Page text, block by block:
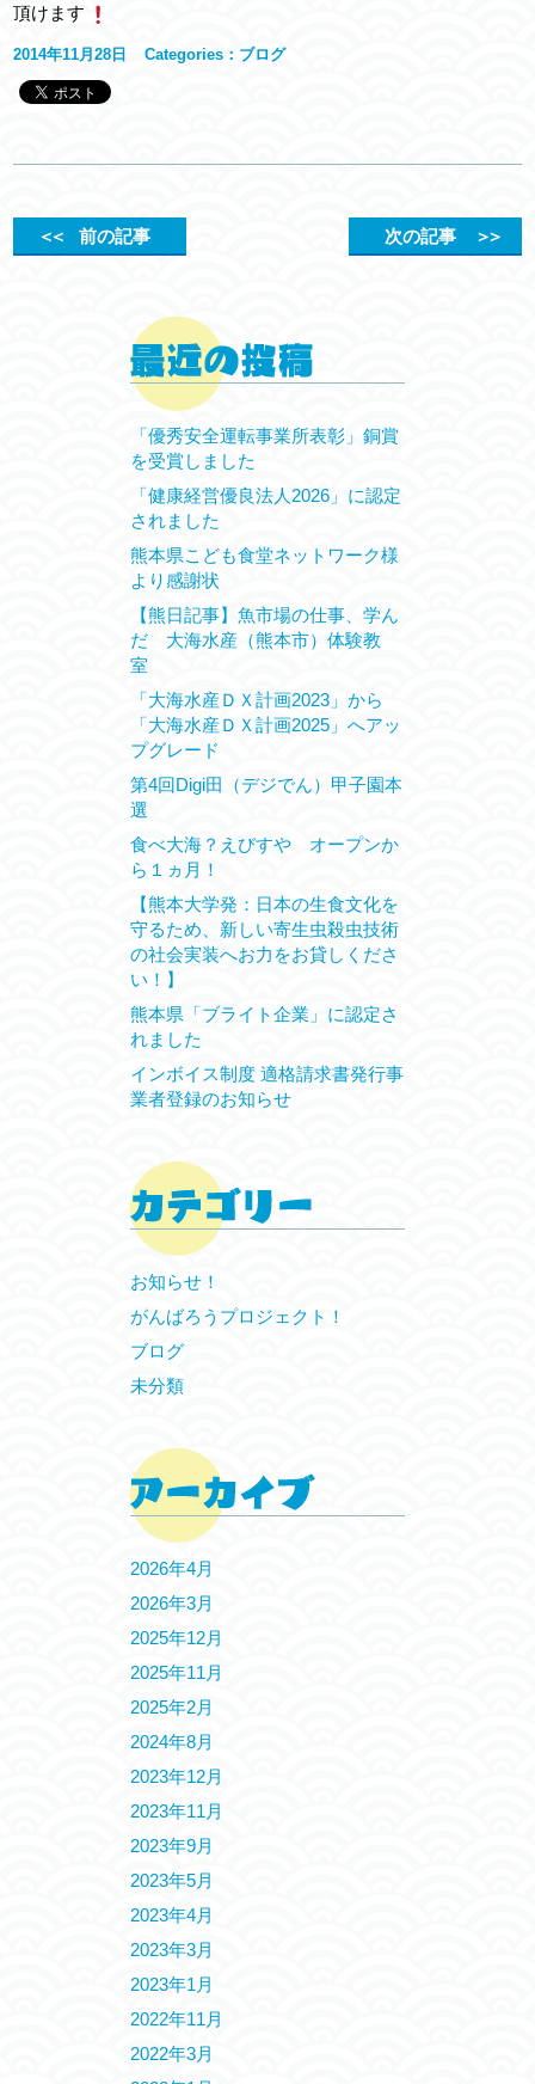
頂けます
2014年11月28日 Categories： ブログ
＜＜前の記事 次の記事 ＞＞
「優秀安全運転事業所表彰」銅賞
を受賞しました
「健康経営優良法人2026」に認定
されました
熊本県こども食堂ネットワーク様
より感謝状
【熊日記事】魚市場の仕事、学ん
だ 大海水産（熊本市）体験教
室
「大海水産ＤＸ計画2023」から
「大海水産ＤＸ計画2025」へアッ
プグレード
第4回Digi田（デジでん）甲子園本
選
食べ大海？えびすや オープンか
ら１ヵ月！
【熊本大学発：日本の生食文化を
守るため、新しい寄生虫殺虫技術
の社会実装へお力をお貸しくださ
い！】
熊本県「ブライト企業」に認定さ
れました
インボイス制度 適格請求書発行事
業者登録のお知らせ
お知らせ！
がんばろうプロジェクト！
ブログ
未分類
2026年4月
2026年3月
2025年12月
2025年11月
2025年2月
2024年8月
2023年12月
2023年11月
2023年9月
2023年5月
2023年4月
2023年3月
2023年1月
2022年11月
2022年3月